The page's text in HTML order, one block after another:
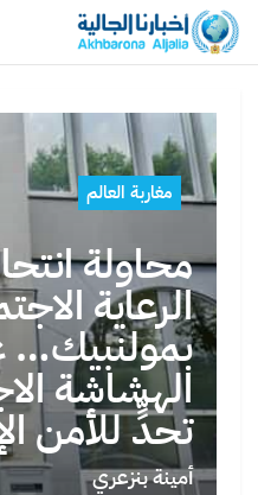
مغاربة العالم
محاولة
الرعاية
بمولنبيك…
الهشاشة
تحدٍّ للأمن
أمينة بنزعري